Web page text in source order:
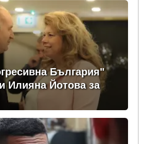
България"
Илияна Йотова за